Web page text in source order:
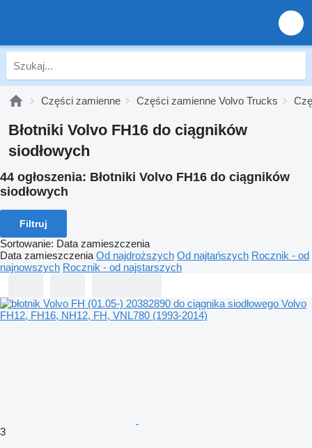
Części zamienne Części zamienne Volvo Trucks
Błotniki Volvo FH16 do ciągników
siodłowych
44 ogłoszenia: Błotniki Volvo FH16 do ciągników
siodłowych
Filtruj
Sortowanie: Data zamieszczenia
Data zamieszczenia Od najdroższych Od najtańszych Rocznik - od
najnowszych Rocznik - od najstarszych
3